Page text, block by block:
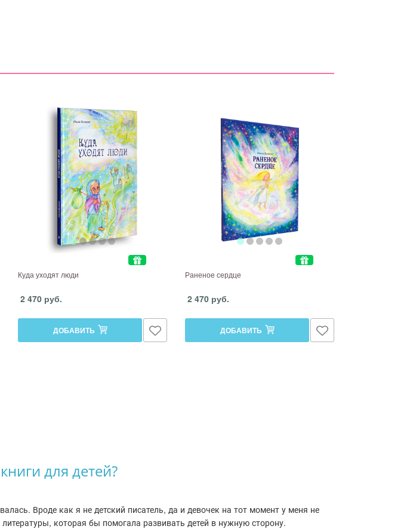
Куда уходят люди
2 470 руб.
ДОБАВИТЬ
Раненое сердце
2 470 руб.
ДОБАВИТЬ
для детей?
Вроде как я не детский писатель, да и девочек на тот момент у меня не
которая бы помогала развивать детей в нужную сторону.